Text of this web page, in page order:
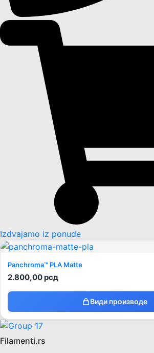
Izdvajamo iz ponude
Panchroma™ PLA Matte
2.800,00рсд
Види производе
Filamenti.rs